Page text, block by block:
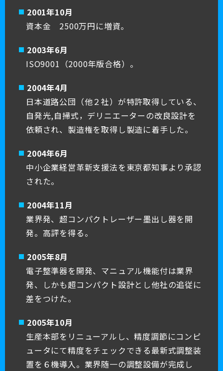
2001年10月
資本金 2500万円に増資。
2003年6月
ISO9001（2000年版合格）。
2004年4月
日本道路公団（他２社）が特許取得している、
自発光,自掃式，デリニエーターの改良設計を
依頼され、製造権を取得し製造に着手した。
2004年6月
中小企業経営革新支援法を東京都知事より承認
された。
2004年11月
業界発、超コンパクトレーザー墨出し器を開
発。高評を得る。
2005年8月
電子整準器を開発、マニュアル機能付は業界
発、しかも超コンパクト設計とし他社の追従に
差をつけた。
2005年10月
生産本部をリニューアルし、精度調節にコンピ
ュータにて精度をチェックできる最新式調整装
置を６機導入。業界随一の調整設備が完成し